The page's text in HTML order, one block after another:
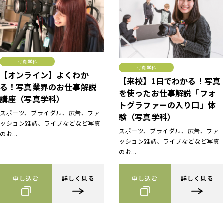
写真学科
【オンライン】よくわか
る！写真業界のお仕事解説
講座（写真学科）
スポーツ、ブライダル、広告、ファ
ッション雑誌、ライブなどなど写真
のお...
申し込む 詳しく見る
写真学科
【来校】1日でわかる！写真
を使ったお仕事解説「フォ
トグラファーの入り口」体
験（写真学科）
スポーツ、ブライダル、広告、ファ
ッション雑誌、ライブなどなど写真
のお...
申し込む 詳しく見る